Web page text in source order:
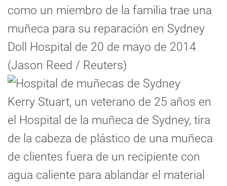
como un miembro de la familia trae una
muñeca para su reparación en Sydney
Doll Hospital de 20 de mayo de 2014
(Jason Reed / Reuters)
Kerry Stuart, un veterano de 25 años en
el Hospital de la muñeca de Sydney, tira
de la cabeza de plástico de una muñeca
de clientes fuera de un recipiente con
agua caliente para ablandar el material